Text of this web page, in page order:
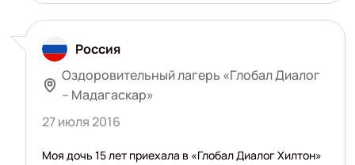
Россия
Оздоровительный лагерь «Глобал Диалог
– Мадагаскар»
27 июля 2016
Моя дочь 15 лет приехала в «Глобал Диалог Хилтон»